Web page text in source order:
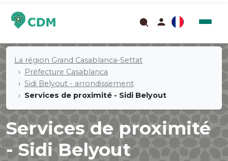
La région Grand Casablanca-Settat
Préfecture Casablanca
Sidi Belyout - arrondissement
Services de proximité - Sidi Belyout
Services de proximité
- Sidi Belyout